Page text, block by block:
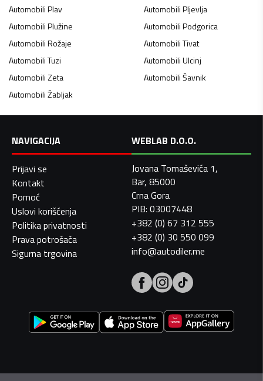
AutomobiliPlav AutomobiliPljevlja
AutomobiliPlužine AutomobiliPodgorica
AutomobiliRožaje AutomobiliTivat
AutomobiliTuzi AutomobiliUlcinj
AutomobiliZeta AutomobiliŠavnik
AutomobiliŽabljak
NAVIGACIJA
Prijavi se
Kontakt
Pomoć
Uslovi korišćenja
Politika privatnosti
Prava potrošača
Sigurna trgovina
WEBLAB D.O.O.
Jovana Tomaševića 1,
Bar, 85000
Crna Gora
PIB: 03007448
+382 (0) 67 312 555
+382 (0) 30 550 099
info@autodiler.me